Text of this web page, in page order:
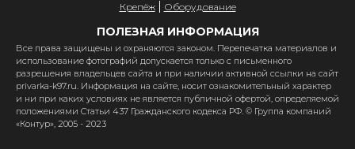
Крепёж Оборудование
ПОЛЕЗНАЯ ИНФОРМАЦИЯ
Все права защищены и охраняются законом. Перепечатка материалов и
использование фотографий допускается только с письменного
разрешения владельцев сайта и при наличии активной ссылки на сайт
privarka-k97.ru. Информация на сайте, носит ознакомительный характер
и ни при каких условиях не является публичной офертой, определяемой
положениями Статьи 437 Гражданского кодекса РФ. © Группа компаний
«Контур», 2005 - 2023